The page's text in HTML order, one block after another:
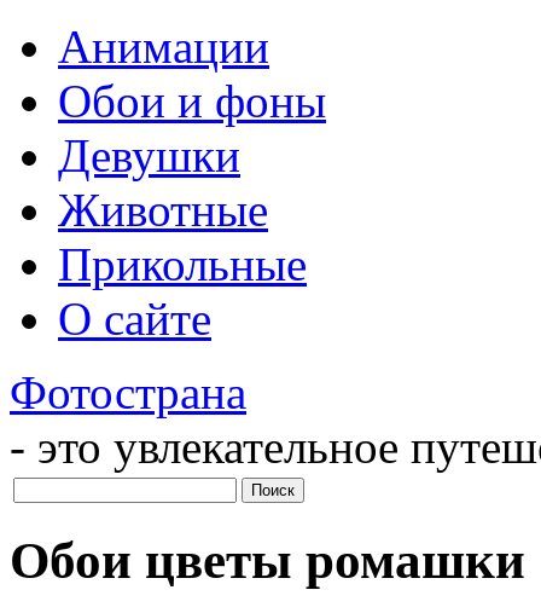
Анимации
Обои и фоны
Девушки
Животные
Прикольные
О сайте
Фотострана
- это увлекательное
Обои цветы ромашки